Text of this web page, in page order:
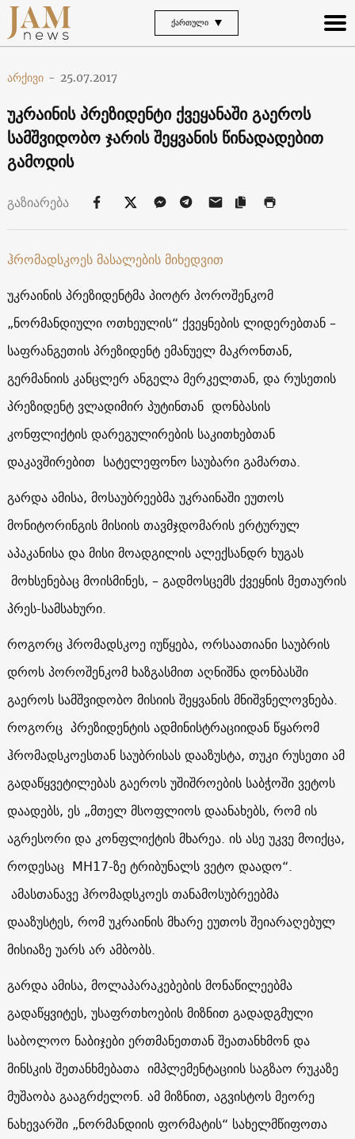
ᲥᲐᲠᲗᲣᲚᲘ
არქივი - 25.07.2017
უკრაინის პრეზიდენტი ქვეყანაში გაეროს
სამშვიდობო ჯარის შეყვანის წინადადებით
გამოდის
გაზიარება
ჰრომადსკოეს მასალების მიხედვით
უკრაინის პრეზიდენტმა პიოტრ პოროშენკომ
„ნორმანდიული ოთხეულის“ ქვეყნების ლიდერებთან –
საფრანგეთის პრეზიდენტ ემანუელ მაკრონთან,
გერმანიის კანცლერ ანგელა მერკელთან, და რუსეთის
პრეზიდენტ ვლადიმირ პუტინთან დონბასის
კონფლიქტის დარეგულირების საკითხებთან
დაკავშირებით სატელეფონო საუბარი გამართა.
გარდა ამისა, მოსაუბრეებმა უკრაინაში ეუთოს
მონიტორინგის მისიის თავმჯდომარის ერტურულ
აპაკანისა და მისი მოადგილის ალექსანდრ ხუგას
მოხსენებაც მოისმინეს, – გადმოსცემს ქვეყნის მეთაურის
პრეს-სამსახური.
როგორც ჰრომადსკოე იუწყება, ორსაათიანი საუბრის
დროს პოროშენკომ ხაზგასმით აღნიშნა დონბასში
გაეროს სამშვიდობო მისიის შეყვანის მნიშვნელოვნება.
როგორც პრეზიდენტის ადმინისტრაციიდან წყარომ
ჰრომადსკოესთან საუბრისას დააზუსტა, თუკი რუსეთი ამ
გადაწყვეტილებას გაეროს უშიშროების საბჭოში ვეტოს
დაადებს, ეს „მთელ მსოფლიოს დაანახებს, რომ ის
აგრესორი და კონფლიქტის მხარეა. ის ასე უკვე მოიქცა,
როდესაც МН17-ზე ტრიბუნალს ვეტო დაადო“.
ამასთანავე ჰრომადსკოეს თანამოსუბრეებმა
დააზუსტეს, რომ უკრაინის მხარე ეუთოს შეიარაღებულ
მისიაზე უარს არ ამბობს.
გარდა ამისა, მოლაპარაკებების მონაწილეებმა
გადაწყვიტეს, უსაფრთხოების მიზნით გადადგმული
საბოლოო ნაბიჯები ერთმანეთთან შეათანხმონ და
მინსკის შეთანხმებათა იმპლემენტაციის საგზაო რუკაზე
მუშაობა გააგრძელონ. ამ მიზნით, აგვისტოს მეორე
ნახევარში „ნორმანდიის ფორმატის“ სახელმწიფოთა